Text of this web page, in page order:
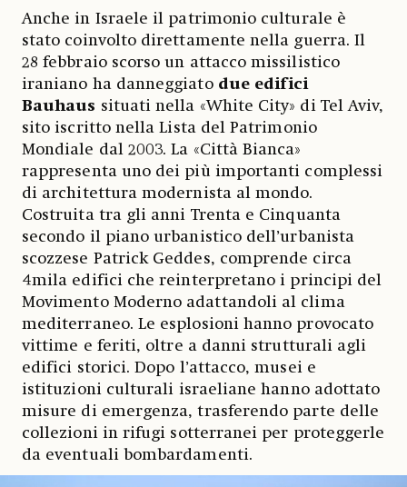
Anche in Israele il patrimonio culturale è
stato coinvolto direttamente nella guerra. Il
28 febbraio scorso un attacco missilistico
iraniano ha danneggiato due edifici
Bauhaus situati nella «White City» di Tel Aviv,
sito iscritto nella Lista del Patrimonio
Mondiale dal 2003. La «Città Bianca»
rappresenta uno dei più importanti complessi
di architettura modernista al mondo.
Costruita tra gli anni Trenta e Cinquanta
secondo il piano urbanistico dell’urbanista
scozzese Patrick Geddes, comprende circa
4mila edifici che reinterpretano i principi del
Movimento Moderno adattandoli al clima
mediterraneo. Le esplosioni hanno provocato
vittime e feriti, oltre a danni strutturali agli
edifici storici. Dopo l’attacco, musei e
istituzioni culturali israeliane hanno adottato
misure di emergenza, trasferendo parte delle
collezioni in rifugi sotterranei per proteggerle
da eventuali bombardamenti.